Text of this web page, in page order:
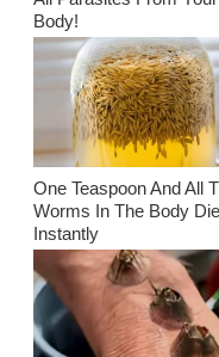
Body!
One Teaspoon And All
Worms In The Body Die
Instantly